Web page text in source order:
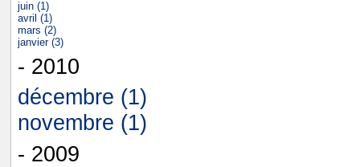
juin (1)
avril (1)
mars (2)
janvier (3)
- 2010
décembre (1)
novembre (1)
- 2009